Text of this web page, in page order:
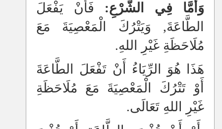
وَأَمَّا فِي الشَّرْعِ: فَأَنْ يَفْعَلَ
الطَّاعَةَ, وَيَتْرُكَ الْمَعْصِيَةَ مَعَ
مُلَاحَظَةِ غَيْرِ اللهِ.
هَذَا هُوَ الرِّيَاءُ أَنْ تَفْعَلَ الطَّاعَةَ
أَوْ تَتْرُكَ الْمَعْصِيَةَ مَعَ مُلَاحَظَةِ
غَيْرِ اللهِ تَعَالَى.